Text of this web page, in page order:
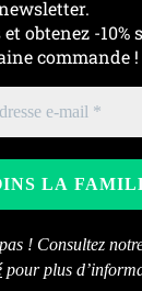
obtenez -10%
commande !
! Consultez
pour plus